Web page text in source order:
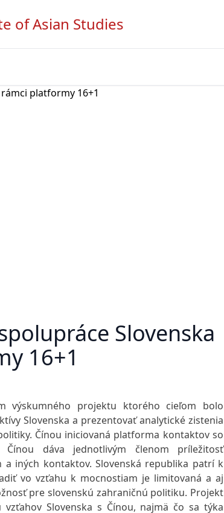
of Asian Studies
Slovenska
16+1
výskumného projektu ktorého cieľom bolo
Slovenska a prezentovať analytické zistenia
Čínou iniciovaná platforma kontaktov so
dáva jednotlivým členom príležitosť
iných kontaktov. Slovenská republika patrí k
vo vzťahu k mocnostiam je limitovaná a aj
pre slovenskú zahraničnú politiku. Projekt
Slovenska s Čínou, najmä čo sa týka